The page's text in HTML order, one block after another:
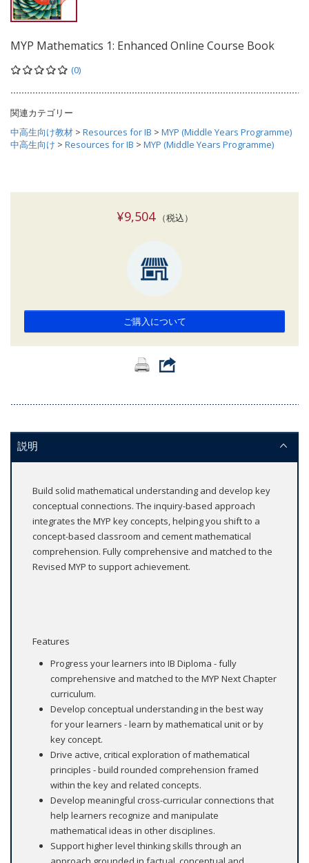
MYP Mathematics 1: Enhanced Online Course Book
(0)
関連カテゴリー
中高生向け教材 > Resources for IB > MYP (Middle Years Programme)
中高生向け > Resources for IB > MYP (Middle Years Programme)
¥9,504（税込）
ご購入について
説明
Build solid mathematical understanding and develop key
conceptual connections. The inquiry-based approach
integrates the MYP key concepts, helping you shift to a
concept-based classroom and cement mathematical
comprehension. Fully comprehensive and matched to the
Revised MYP to support achievement.
Features
Progress your learners into IB Diploma - fully
comprehensive and matched to the MYP Next Chapter
curriculum.
Develop conceptual understanding in the best way
for your learners - learn by mathematical unit or by
key concept.
Drive active, critical exploration of mathematical
principles - build rounded comprehension framed
within the key and related concepts.
Develop meaningful cross-curricular connections that
help learners recognize and manipulate
mathematical ideas in other disciplines.
Support higher level thinking skills through an